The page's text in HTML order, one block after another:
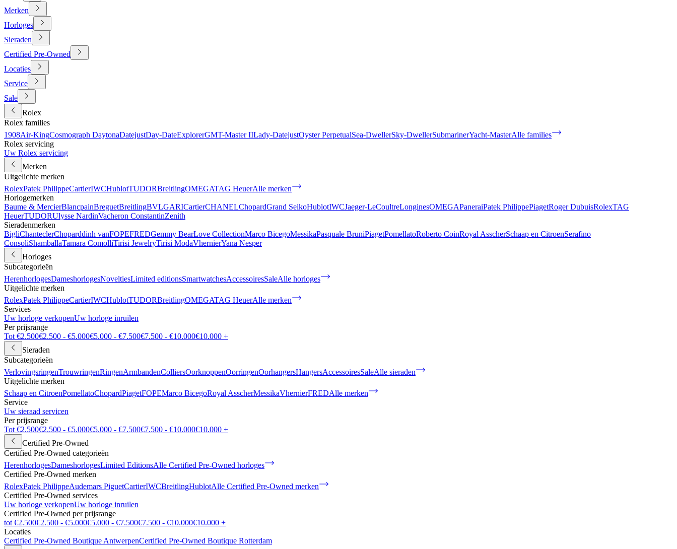
Merken
Horloges
Sieraden
Certified Pre-Owned
Locaties
Service
Sale
Rolex
Rolex families
1908Air-KingCosmograph DaytonaDatejustDay-DateExplorerGMT-Master IILady-DatejustOyster PerpetualSea-DwellerSky-DwellerSubmarinerYacht-MasterAlle families
Rolex servicing
Uw Rolex servicing
Merken
Uitgelichte merken
RolexPatek PhilippeCartierIWCHublotTUDORBreitlingOMEGATAG HeuerAlle merken
Horlogemerken
Baume & MercierBlancpainBreguetBreitlingBVLGARICartierCHANELChopardGrand SeikoHublotIWCJaeger-LeCoultreLonginesOMEGAPaneraiPatek PhilippePiagetRoger DubuisRolexTAG
HeuerTUDORUlysse NardinVacheron ConstantinZenith
Sieradenmerken
BigliChanteclerChoparddinh vanFOPEFREDGemmy BearLove CollectionMarco BicegoMessikaPasquale BruniPiagetPomellatoRoberto CoinRoyal AsscherSchaap en CitroenSerafino
ConsoliShamballaTamara ComolliTirisi JewelryTirisi ModaVhernierYana Nesper
Horloges
Subcategorieën
HerenhorlogesDameshorlogesNoveltiesLimited editionsSmartwatchesAccessoiresSaleAlle horloges
Uitgelichte merken
RolexPatek PhilippeCartierIWCHublotTUDORBreitlingOMEGATAG HeuerAlle merken
Services
Uw horloge verkopenUw horloge inruilen
Per prijsrange
Tot €2.500€2.500 - €5.000€5.000 - €7.500€7.500 - €10.000€10.000 +
Sieraden
Subcategorieën
VerlovingsringenTrouwringenRingenArmbandenColliersOorknoppenOorringenOorhangersHangersAccessoiresSaleAlle sieraden
Uitgelichte merken
Schaap en CitroenPomellatoChopardPiagetFOPEMarco BicegoRoyal AsscherMessikaVhernierFREDAlle merken
Service
Uw sieraad servicen
Per prijsrange
Tot €2.500€2.500 - €5.000€5.000 - €7.500€7.500 - €10.000€10.000 +
Certified Pre-Owned
Certified Pre-Owned categorieën
HerenhorlogesDameshorlogesLimited EditionsAlle Certified Pre-Owned horloges
Certified Pre-Owned merken
RolexPatek PhilippeAudemars PiguetCartierIWCBreitlingHublotAlle Certified Pre-Owned merken
Certified Pre-Owned services
Uw horloge verkopenUw horloge inruilen
Certified Pre-Owned per prijsrange
tot €2.500€2.500 - €5.000€5.000 - €7.500€7.500 - €10.000€10.000 +
Locaties
Certified Pre-Owned Boutique AntwerpenCertified Pre-Owned Boutique Rotterdam